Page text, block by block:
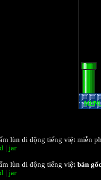
lùn di động tiếng việt miễn
| jar
lùn di động tiếng việt bản
| jar